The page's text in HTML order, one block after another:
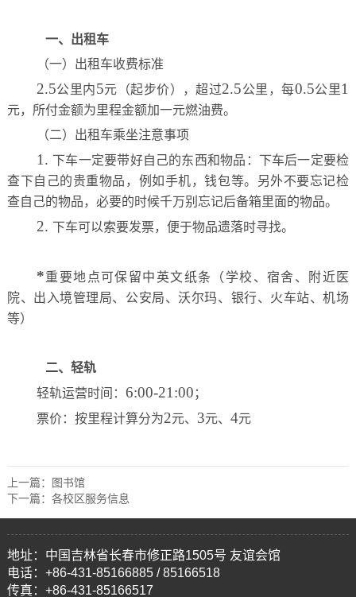
一、 出租车
（一）出租车收费标准
2.5公里内5元（起步价），超过2.5公里，每0.5公里1
元，所付金额为里程金额加一元燃油费。
（二）出租车乘坐注意事项
1. 下车一定要带好自己的东西和物品：下车后一定要检
查下自己的贵重物品，例如手机，钱包等。另外不要忘记检
查自己的物品，必要的时候千万别忘记后备箱里面的物品。
2. 下车可以索要发票，便于物品遗落时寻找。
*重要地点可保留中英文纸条（学校、宿舍、附近医
院、出入境管理局、公安局、沃尔玛、银行、火车站、机场
等）
二、 轻轨
轻轨运营时间： 6:00-21:00 ；
票价：按里程计算分为2元、 3元、 4元
上一篇：
图书馆
下一篇： 各校区服务信息
地址：中国吉林省长春市修正路1505号 友谊会馆
电话：+86-431-85166885 / 85166518
传真：+86-431-85166517